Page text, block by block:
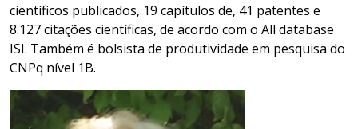
científicos publicados, 19 capítulos de, 41 patentes e
8.127 citações científicas, de acordo com o All database
ISI. Também é bolsista de produtividade em pesquisa do
CNPq nível 1B.